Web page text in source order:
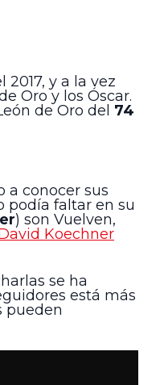
y a la vez
Oro y los Óscar.
de Oro del 74
a conocer sus
podía faltar en su
) son Vuelven,
Koechner
se ha
está más
pueden